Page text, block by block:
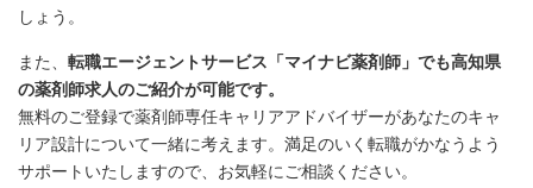
しょう。
また、 転職エージェントサービス「マイナビ薬剤師」でも高知県
の薬剤師求人のご紹介が可能です。
無料のご登録で薬剤師専任キャリアアドバイザーがあなたのキャ
リア設計について一緒に考えます。満足のいく転職がかなうよう
サポートいたしますので、お気軽にご相談ください。